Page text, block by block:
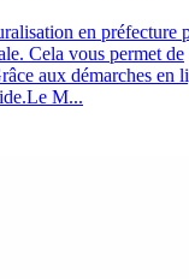
en préfecture
Cela vous permet de
aux démarches en
M...